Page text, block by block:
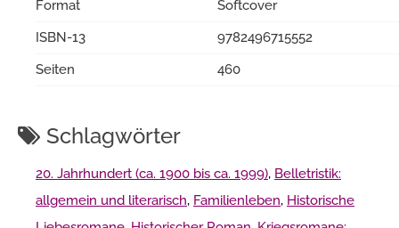
Format
Softcover
ISBN-13
9782496715552
Seiten
460
Schlagwörter
20. Jahrhundert (ca. 1900 bis ca. 1999), Belletristik:
allgemein und literarisch, Familienleben, Historische